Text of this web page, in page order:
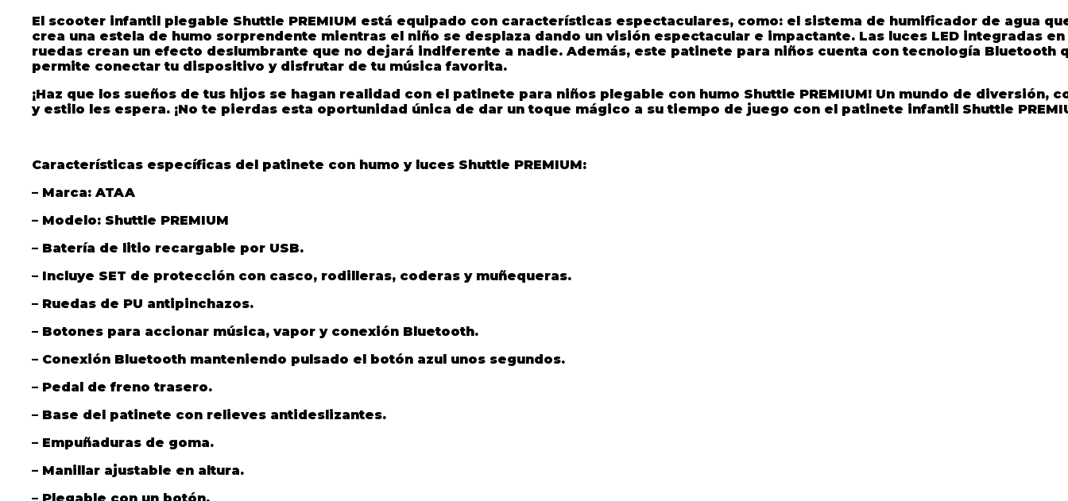
El scooter infantil plegable Shuttle PREMIUM está equipado con características espectaculares, como: el sistema de humificador de agua
crea una estela de humo sorprendente mientras el niño se desplaza dando un visión espectacular e impactante. Las luces LED integradas en
ruedas crean un efecto deslumbrante que no dejará indiferente a nadie. Además, este patinete para niños cuenta con tecnología Bluetooth
permite conectar tu dispositivo y disfrutar de tu música favorita.
¡Haz que los sueños de tus hijos se hagan realidad con el patinete para niños plegable con humo Shuttle PREMIUM! Un mundo de diversión,
y estilo les espera. ¡No te pierdas esta oportunidad única de dar un toque mágico a su tiempo de juego con el patinete infantil Shuttle
Características específicas del patinete con humo y luces Shuttle PREMIUM:
– Marca: ATAA
– Modelo: Shuttle PREMIUM
– Batería de litio recargable por USB.
– Incluye SET de protección con casco, rodilleras, coderas y muñequeras.
– Ruedas de PU antipinchazos.
– Botones para accionar música, vapor y conexión Bluetooth.
– Conexión Bluetooth manteniendo pulsado el botón azul unos segundos.
– Pedal de freno trasero.
– Base del patinete con relieves antideslizantes.
– Empuñaduras de goma.
– Manillar ajustable en altura.